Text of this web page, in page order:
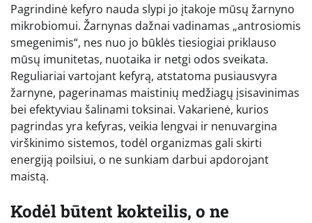
Pagrindinė kefyro nauda slypi jo įtakoje mūsų žarnyno
mikrobiomui. Žarnynas dažnai vadinamas „antrosiomis
smegenimis“, nes nuo jo būklės tiesiogiai priklauso
mūsų imunitetas, nuotaika ir netgi odos sveikata.
Reguliariai vartojant kefyrą, atstatoma pusiausvyra
žarnyne, pagerinamas maistinių medžiagų įsisavinimas
bei efektyviau šalinami toksinai. Vakarienė, kurios
pagrindas yra kefyras, veikia lengvai ir nenuvargina
virškinimo sistemos, todėl organizmas gali skirti
energiją poilsiui, o ne sunkiam darbui apdorojant
maistą.
Kodėl būtent kokteilis, o ne